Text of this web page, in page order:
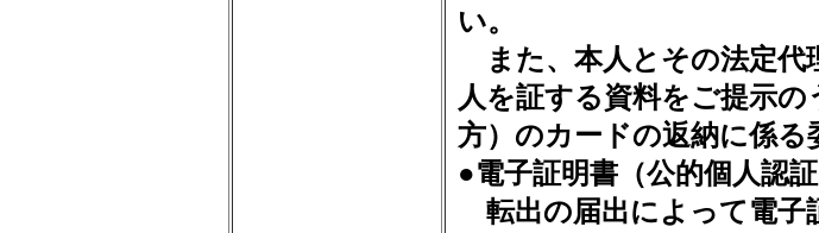
い。
また、本人とその法定代
人を証する資料をご提示
方）のカードの返納に係る
●電子証明書（公的個人認証
転出の届出によって電子